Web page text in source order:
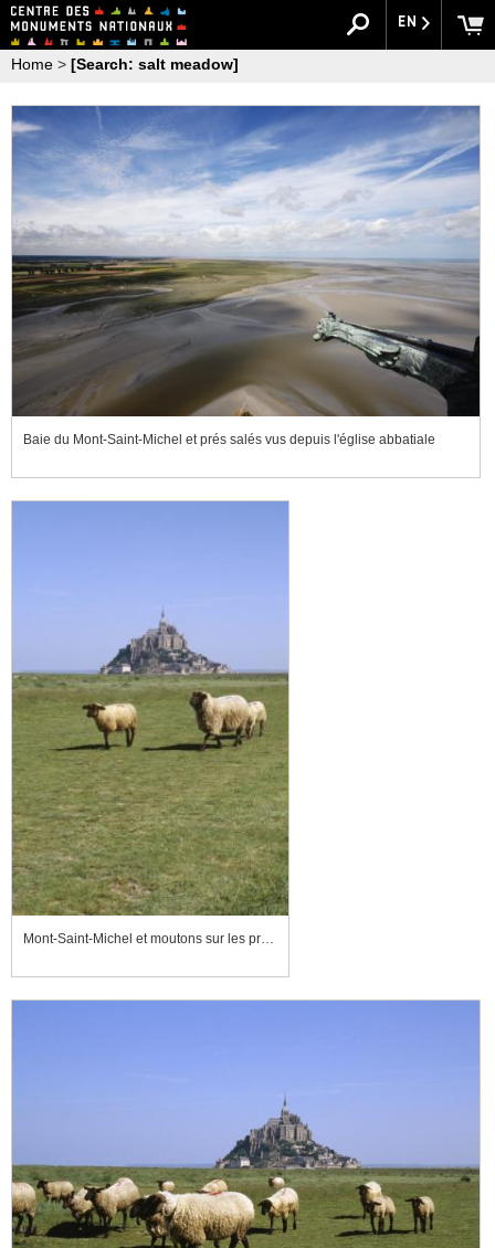
EN
Home > [Search: salt meadow]
Baie du Mont-Saint-Michel et prés salés vus depuis l'église abbatiale
Mont-Saint-Michel et moutons sur les prés salés